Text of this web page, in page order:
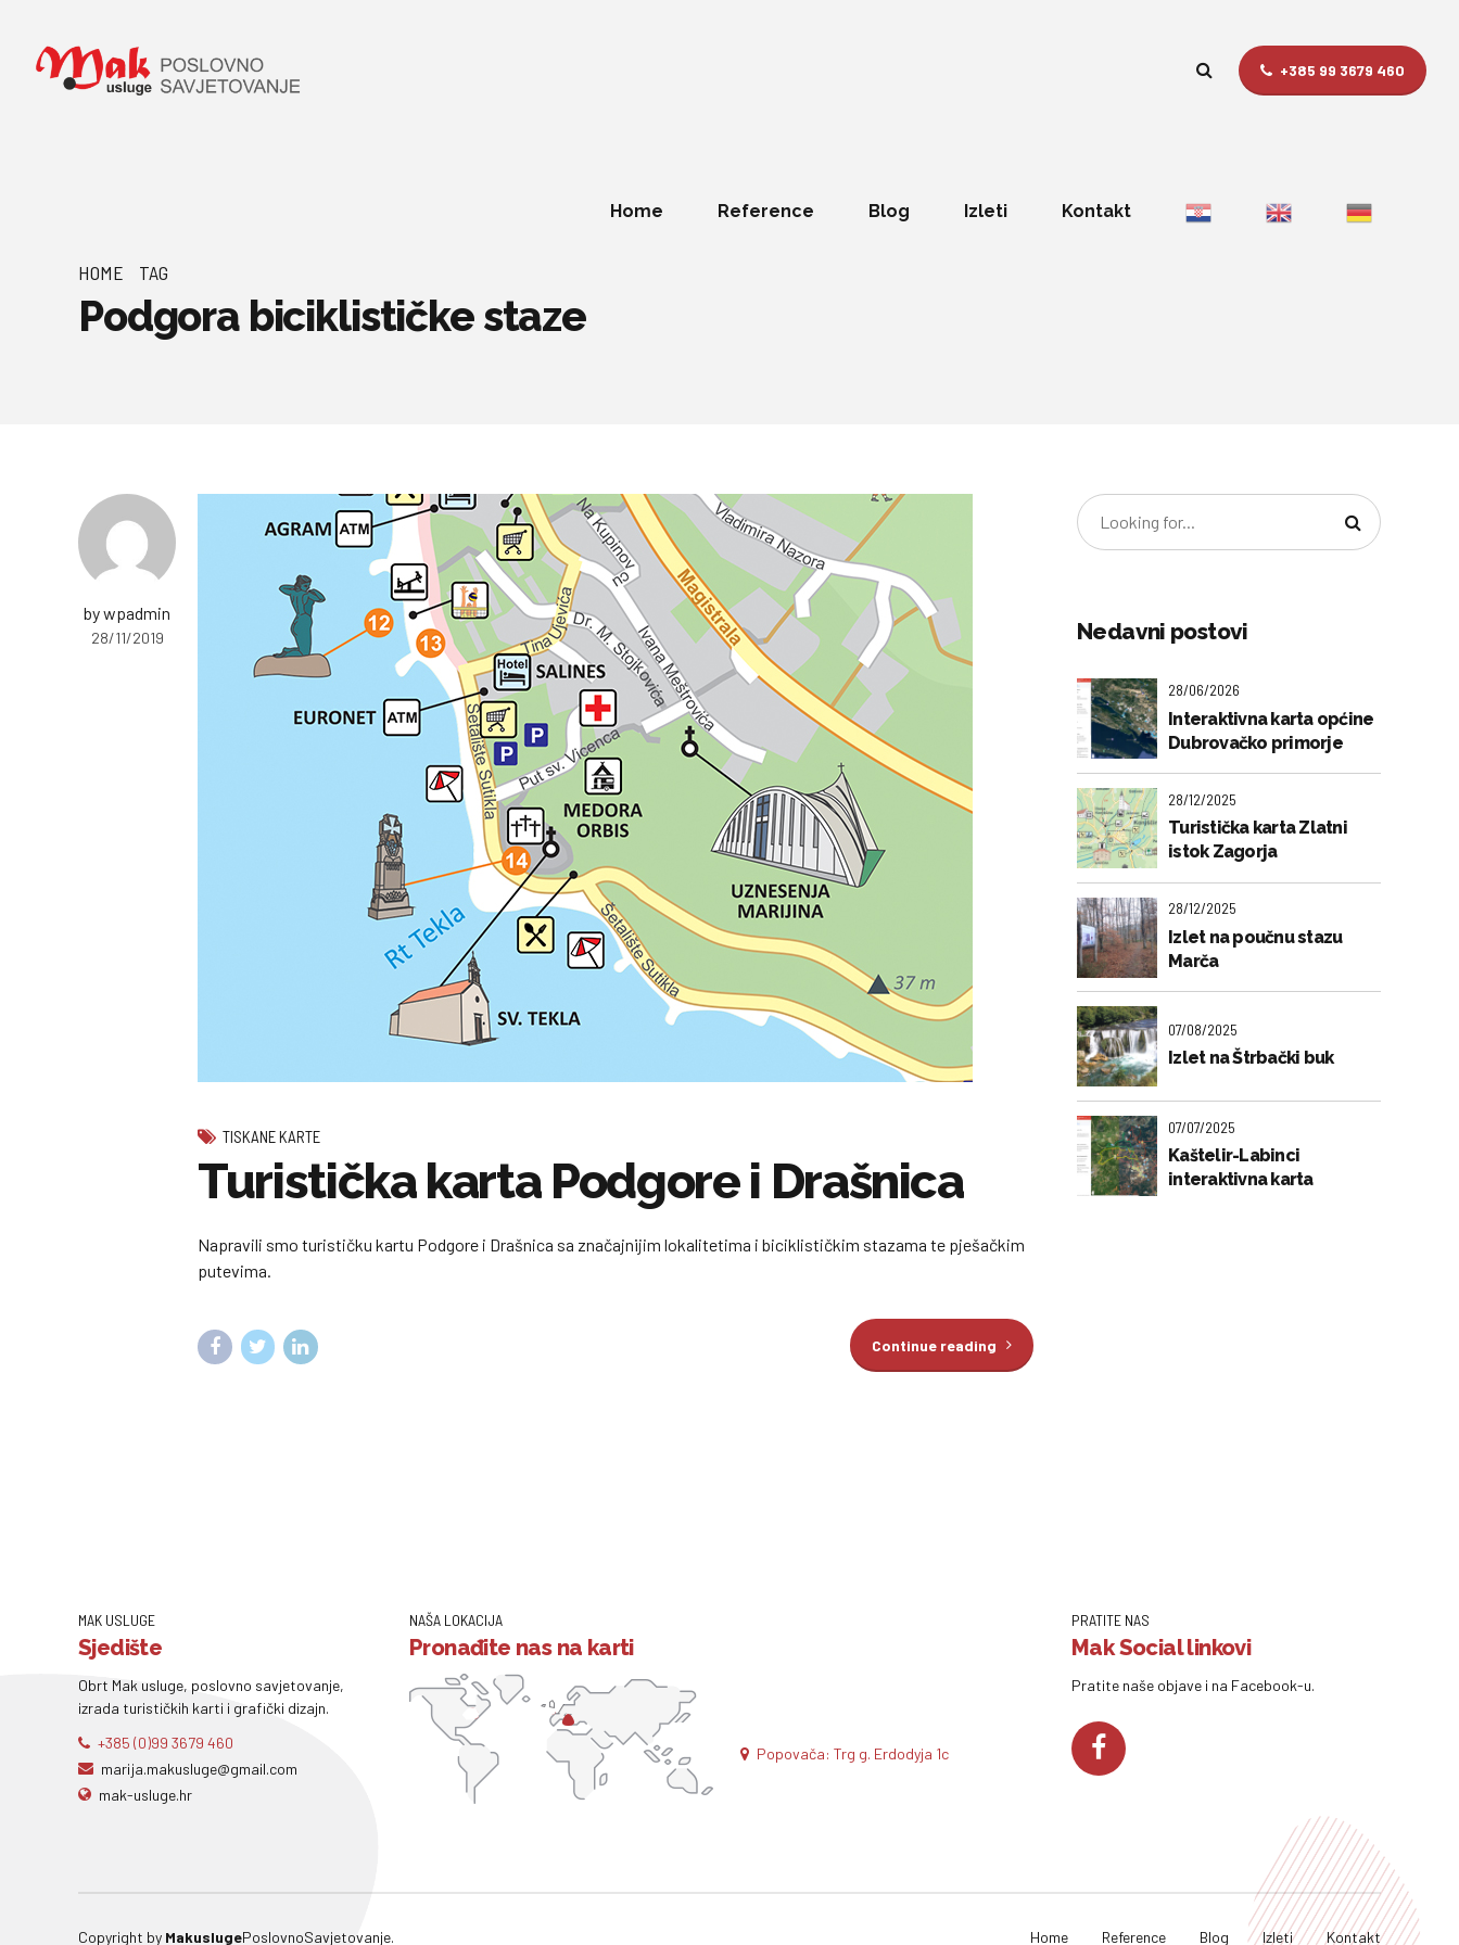
+385 99 3679 460
Home Reference Blog Izleti Kontakt
HOME TAG
Podgora biciklističke staze
by wpadmin
28/11/2019
TISKANE KARTE
Turistička karta Podgore i Drašnica
Napravili smo turističku kartu Podgore i Drašnica sa značajnijim lokalitetima i biciklističkim stazama te pješačkim
putevima.
Continue reading
Nedavni postovi
28/06/2026
Interaktivna karta općine
Dubrovačko primorje
28/12/2025
Turistička karta Zlatni
istok Zagorja
28/12/2025
Izlet na poučnu stazu
Marča
07/08/2025
Izlet na Štrbački buk
07/07/2025
Kaštelir-Labinci
interaktivna karta
MAK USLUGE
Sjedište
Obrt Mak usluge, poslovno savjetovanje,
izrada turističkih karti i grafički dizajn.
+385 (0)99 3679 460
marija.makusluge@gmail.com
mak-usluge.hr
NAŠA LOKACIJA
Pronađite nas na karti
Popovača: Trg g. Erdodyja 1c
PRATITE NAS
Mak Social linkovi
Pratite naše objave i na Facebook-u.
Copyright by MakuslugePoslovnoSavjetovanje. Home Reference Blog Izleti Kontakt